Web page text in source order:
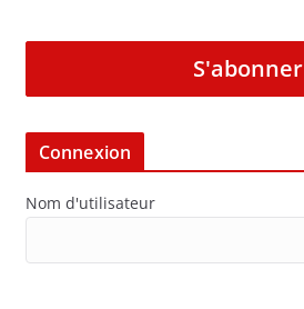
S'abonner
Connexion
Nom d'utilisateur